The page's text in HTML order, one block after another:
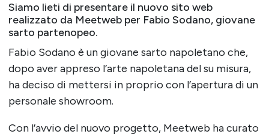
Siamo lieti di presentare il nuovo sito web
realizzato da Meetweb per Fabio Sodano, giovane
sarto partenopeo.
Fabio Sodano è un giovane sarto napoletano che,
dopo aver appreso l’arte napoletana del su misura,
ha deciso di mettersi in proprio con l’apertura di un
personale showroom.
Con l’avvio del nuovo progetto, Meetweb ha curato